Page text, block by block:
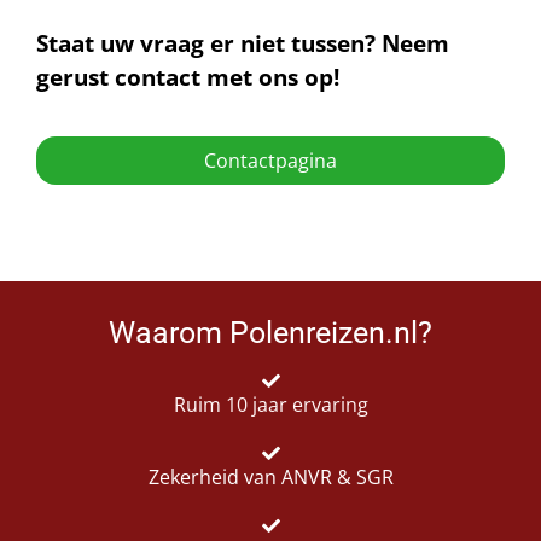
Staat uw vraag er niet tussen? Neem
gerust contact met ons op!
Contactpagina
Waarom Polenreizen.nl?
Ruim 10 jaar ervaring
Zekerheid van ANVR & SGR